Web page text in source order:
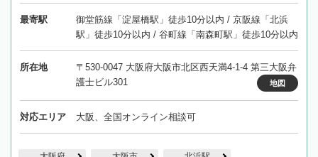
最寄駅
御堂筋線「淀屋橋駅」徒歩10分以内 / 京阪線「北浜
駅」徒歩10分以内 / 谷町線「南森町駅」徒歩10分以内
所在地
〒530-0047 大阪府大阪市北区西天満4-1-4 第三大阪弁
護士ビル301
地図
対応エリア 大阪、全国オンライン相談可